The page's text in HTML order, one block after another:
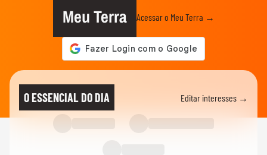
Meu Terra Acessar o Meu Terra →
O ESSENCIAL DO DIA Editar interesses →